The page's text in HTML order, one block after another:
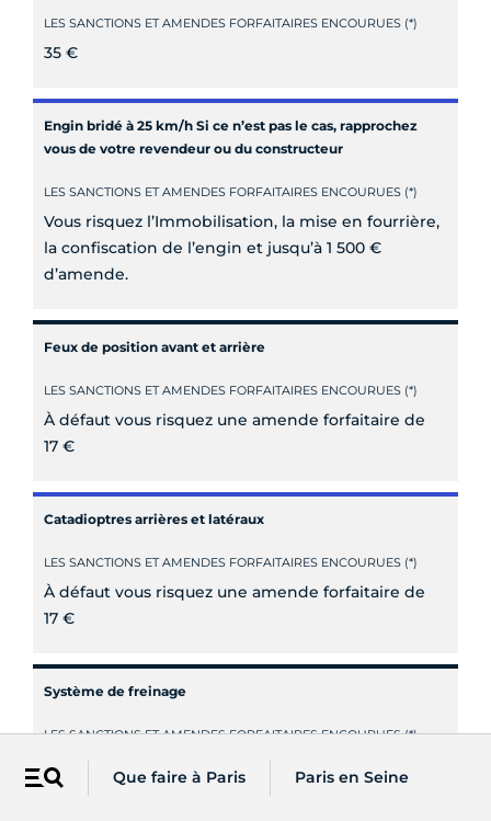
Menu Que faire à Paris Paris en Seine
LES SANCTIONS ET AMENDES FORFAITAIRES ENCOURUES (*)
35 €
Engin bridé à 25 km/h Si ce n’est pas le cas, rapprochez
vous de votre revendeur ou du constructeur
LES SANCTIONS ET AMENDES FORFAITAIRES ENCOURUES (*)
Vous risquez l’Immobilisation, la mise en fourrière,
la confiscation de l’engin et jusqu’à 1 500 €
d’amende.
Feux de position avant et arrière
LES SANCTIONS ET AMENDES FORFAITAIRES ENCOURUES (*)
À défaut vous risquez une amende forfaitaire de
17 €
Catadioptres arrières et latéraux
LES SANCTIONS ET AMENDES FORFAITAIRES ENCOURUES (*)
À défaut vous risquez une amende forfaitaire de
17 €
Système de freinage
LES SANCTIONS ET AMENDES FORFAITAIRES ENCOURUES (*)
À défaut vous risquez une amende forfaitaire de
17 €